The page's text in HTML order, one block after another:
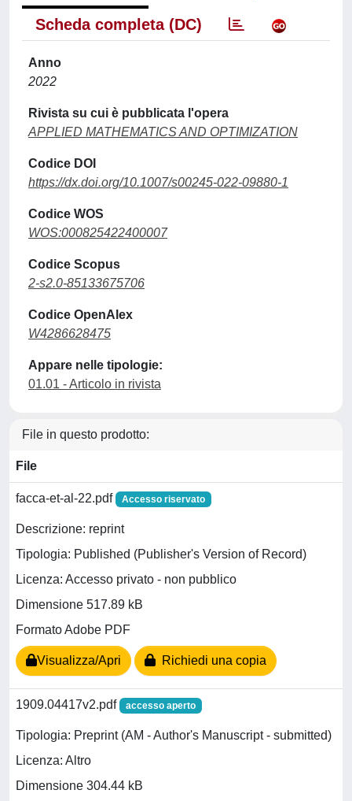
Scheda completa (DC)
Anno
2022
Rivista su cui è pubblicata l'opera
APPLIED MATHEMATICS AND OPTIMIZATION
Codice DOI
https://dx.doi.org/10.1007/s00245-022-09880-1
Codice WOS
WOS:000825422400007
Codice Scopus
2-s2.0-85133675706
Codice OpenAlex
W4286628475
Appare nelle tipologie:
01.01 - Articolo in rivista
File in questo prodotto:
File
facca-et-al-22.pdf Accesso riservato
Descrizione: reprint
Tipologia: Published (Publisher's Version of Record)
Licenza: Accesso privato - non pubblico
Dimensione 517.89 kB
Formato Adobe PDF
Visualizza/Apri Richiedi una copia
1909.04417v2.pdf accesso aperto
Tipologia: Preprint (AM - Author's Manuscript - submitted)
Licenza: Altro
Dimensione 304.44 kB